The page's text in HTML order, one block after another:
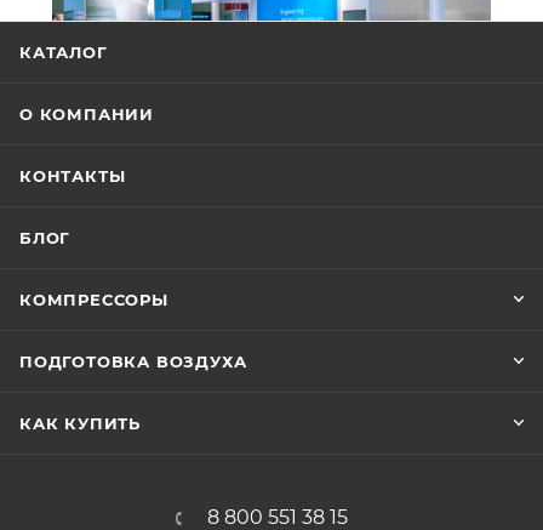
КАТАЛОГ
О КОМПАНИИ
КОНТАКТЫ
БЛОГ
КОМПРЕССОРЫ
ПОДГОТОВКА ВОЗДУХА
КАК КУПИТЬ
8 800 551 38 15